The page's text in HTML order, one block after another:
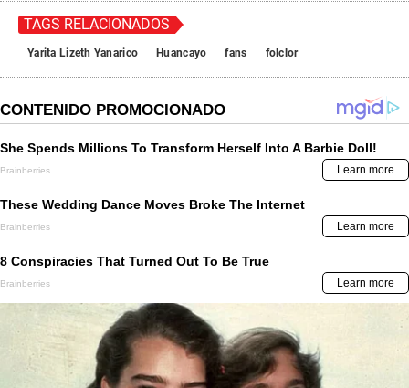
TAGS RELACIONADOS
Yarita Lizeth Yanarico Huancayo fans folclor